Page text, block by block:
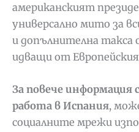
американският
универсално мито за
и допълнителна такса
идващи от
За повече информация
работа в Испания,
социалните мрежи